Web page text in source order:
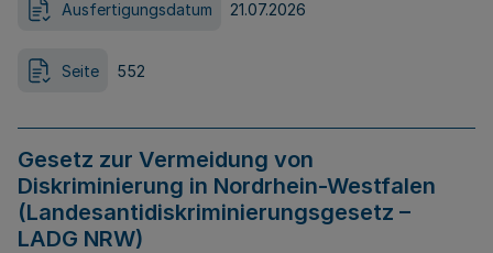
Ausfertigungsdatum 21.07.2026
Seite 552
Gesetz zur Vermeidung von
Diskriminierung in Nordrhein-Westfalen
(Landesantidiskriminierungsgesetz –
LADG NRW)